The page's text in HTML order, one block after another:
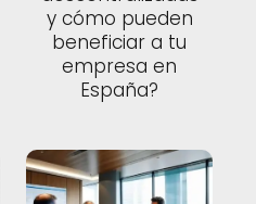
y cómo pueden
beneficiar a tu
empresa en
España?